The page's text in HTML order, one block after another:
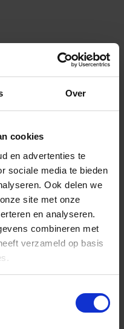
Over
cookies
en advertenties te
sociale media te bieden
Ook delen we
site met onze
en analyseren.
combineren met
verzameld op basis